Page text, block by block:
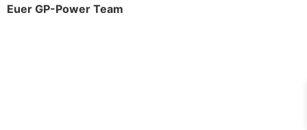
Euer GP-Power Team